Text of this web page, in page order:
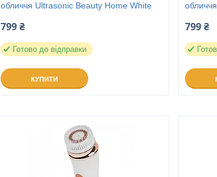
обличчя Ultrasonic Beauty Home White
799 ₴
Готово до відправки
КУПИТИ
799 ₴